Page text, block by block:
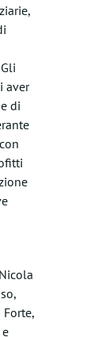
aver
di
Forte,